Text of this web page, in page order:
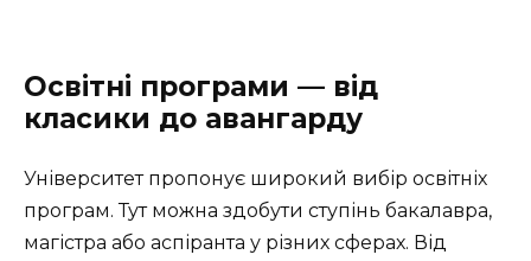
Освітні програми — від
класики до авангарду
Університет пропонує широкий вибір освітніх
програм. Тут можна здобути ступінь бакалавра,
магістра або аспіранта у різних сферах. Від